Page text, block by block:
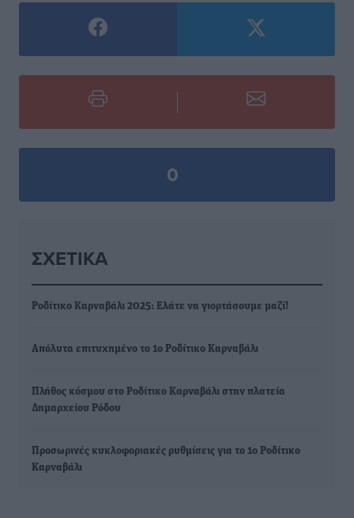
0
ΣΧΕΤΙΚΆ
Ροδίτικο Καρναβάλι 2025: Ελάτε να γιορτάσουμε μαζί!
Απόλυτα επιτυχημένο το 1ο Ροδίτικο Καρναβάλι
Πλήθος κόσμου στο Ροδίτικο Καρναβάλι στην πλατεία
Δημαρχείου Ρόδου
Προσωρινές κυκλοφοριακές ρυθμίσεις για το 1ο Ροδίτικο
Καρναβάλι